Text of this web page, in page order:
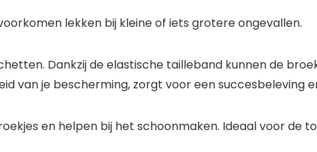
lekken bij kleine of iets grotere ongevallen.
Dankzij de elastische tailleband kunnen de
van je bescherming, zorgt voor een succesbeleving
en helpen bij het schoonmaken. Ideaal voor de